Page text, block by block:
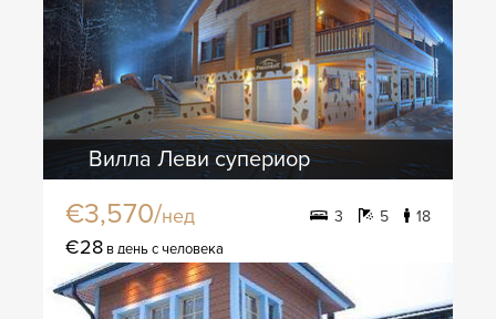
Вилла Леви супериор
€3,570/нед 3 5 18
€28 в день с человека